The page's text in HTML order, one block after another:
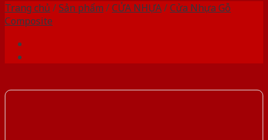
Trang chủ /Sản phẩm /CỬA NHỰA/Cửa Nhựa Gỗ
Composite